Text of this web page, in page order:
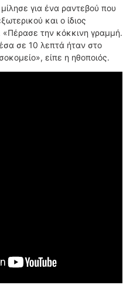
για ένα ραντεβού που
και ο ίδιος
την κόκκινη γραμμή.
σε 10 λεπτά ήταν στο
είπε η ηθοποιός.